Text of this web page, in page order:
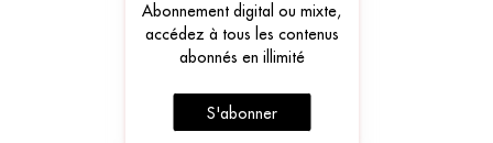
Abonnement digital ou mixte,
accédez à tous les contenus
abonnés en illimité
S'abonner